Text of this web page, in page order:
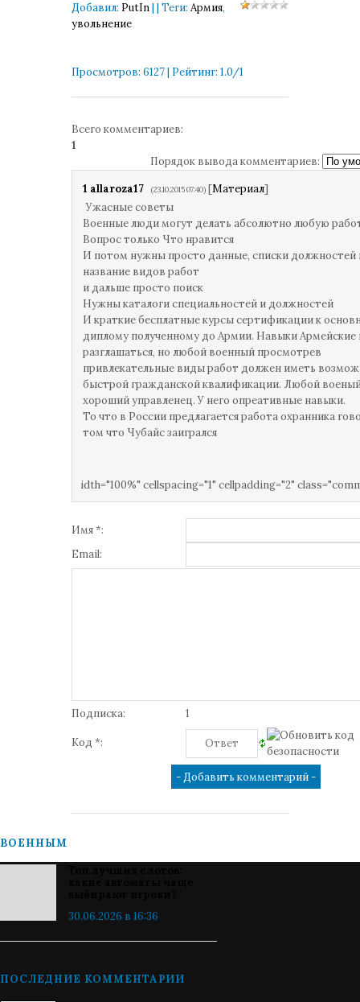
Добавил: PutIn| | Теги: Армия,
увольнение
Просмотров: 6127| Рейтинг: 1.0/1
Всего комментариев:
1
Порядок вывода комментариев:
1 allaroza17 (23.10.2015 07:40) [Материал]
Ужасные советы
Военные люди могут делать абсолютно любую
Вопрос только Что нравится
И потом нужны просто данные, списки должностей
название видов работ
и дальше просто поиск
Нужны каталоги специальностей и должностей
И краткие бесплатные курсы сертификации к
диплому полученному до Армии. Навыки Армейские
разглашаться, но любой военный просмотрев
привлекательные виды работ должен иметь
быстрой гражданской квалификации. Любой
хороший управленец. У него опреативные навыки.
То что в России предлагается работа охранника
том что Чубайс заигрался
idth="100%" cellspacing="1" cellpadding="2"
Имя *:
Email:
Подписка: 1
Код *:
ВОЕННЫМ
30.06.2026 в 16:36
ПОСЛЕДНИЕ КОММЕНТАРИИ